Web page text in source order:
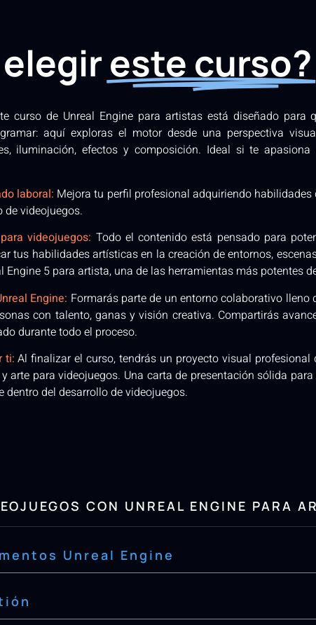
este curso?
curso de Unreal Engine para artistas está diseñado para
aquí exploras el motor desde una perspectiva
iluminación, efectos y composición. Ideal si te
laboral: Mejora tu perfil profesional adquiriendo
de videojuegos.
videojuegos: Todo el contenido está pensado para
tus habilidades artísticas en la creación de entornos,
Engine 5 para artista, una de las herramientas más potentes
Engine: Formarás parte de un entorno colaborativo lleno
con talento, ganas y visión creativa. Compartirás
durante todo el proceso.
ti: Al finalizar el curso, tendrás un proyecto visual profesional
arte para videojuegos. Una carta de presentación sólida
del desarrollo de videojuegos.
CON UNREAL ENGINE PARA
Unreal Engine